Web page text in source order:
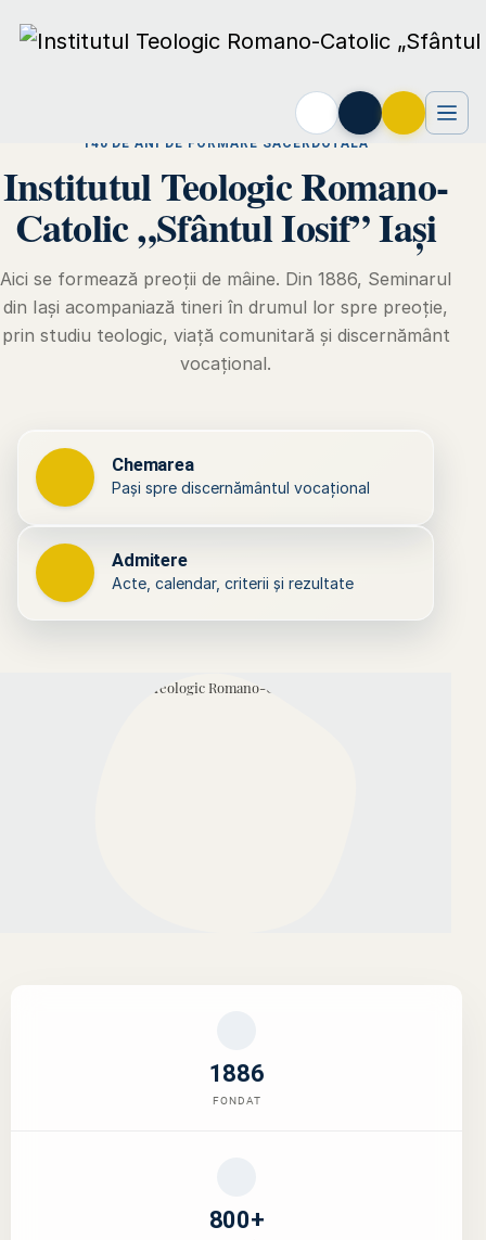
140 DE ANI DE FORMARE SACERDOTALĂ
Institutul Teologic Romano-
Catolic „Sfântul Iosif” Iași
Aici se formează preoții de mâine. Din 1886, Seminarul
din Iași acompaniază tineri în drumul lor spre preoție,
prin studiu teologic, viață comunitară și discernământ
vocațional.
Chemarea
Pași spre discernământul vocațional
Admitere
Acte, calendar, criterii și rezultate
1886
FONDAT
800+